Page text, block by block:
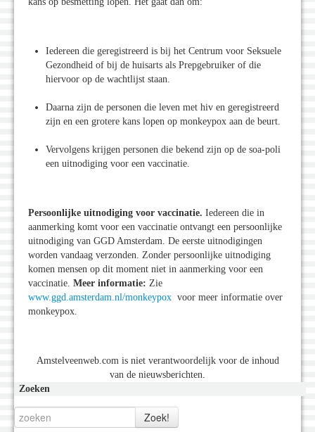
Iedereen die geregistreerd is bij het Centrum voor Seksuele
Gezondheid of bij de huisarts als Prepgebruiker of die
hiervoor op de wachtlijst staan.
Daarna zijn de personen die leven met hiv en geregistreerd
zijn en een grotere kans lopen op monkeypox aan de beurt.
Vervolgens krijgen personen die bekend zijn op de soa-poli
een uitnodiging voor een vaccinatie.
Persoonlijke uitnodiging voor vaccinatie. Iedereen die in
aanmerking komt voor een vaccinatie ontvangt een persoonlijke
uitnodiging van GGD Amsterdam. De eerste uitnodigingen
worden vandaag verzonden. Zonder persoonlijke uitnodiging
komen mensen op dit moment niet in aanmerking voor een
vaccinatie. Meer informatie: Zie
www.ggd.amsterdam.nl/monkeypox voor meer informatie over
monkeypox.
Amstelveenweb.com is niet verantwoordelijk voor de inhoud
van de nieuwsberichten.
Zoeken